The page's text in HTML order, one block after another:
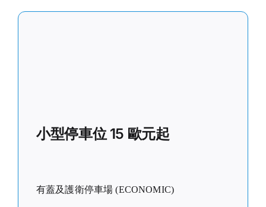
小型停車位 15 歐元起
有蓋及護衛停車場 (ECONOMIC)